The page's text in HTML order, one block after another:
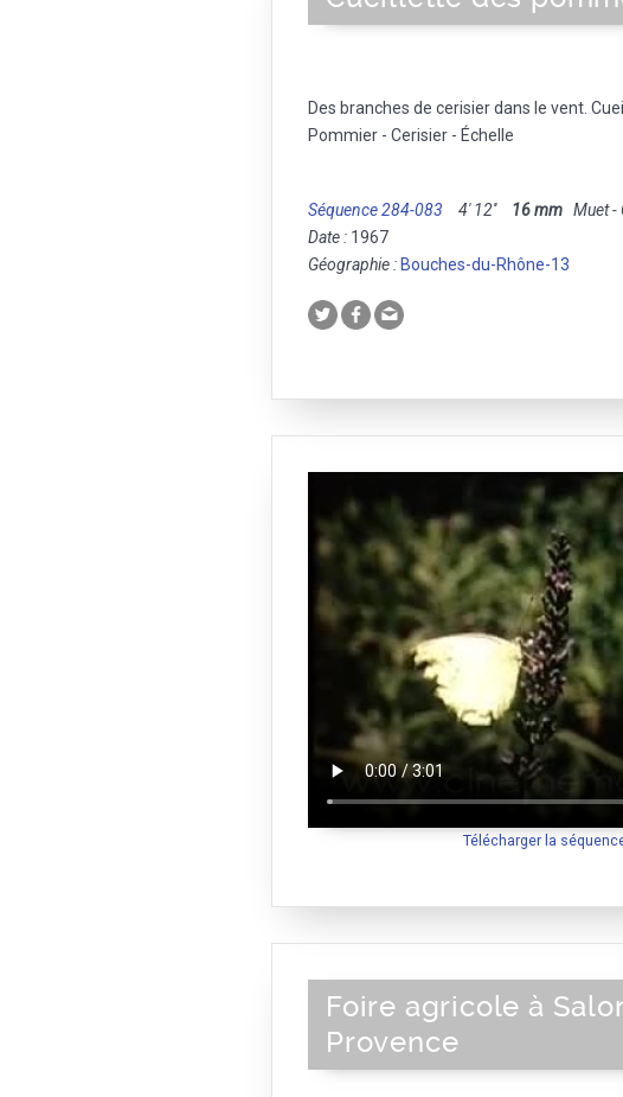
Des branches de cerisier dans le vent.
Pommier - Cerisier - Échelle
Séquence 284-083 4' 12'' 16 mm Muet -
Date : 1967
Géographie : Bouches-du-Rhône-13
Télécharger la
Foire agricole à
Provence